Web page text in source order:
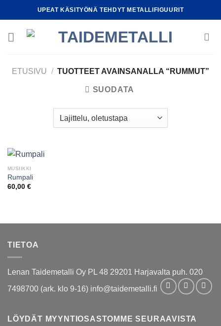
to
UPEAT KÄSITYÖNÄ TEHDYT METALLIFIGUURIT
ETUSIVU / TUOTTEET AVAINSANALLA “RUMMUT”
SUODATA
MUSIIKKI
Rumpali
60,00 €
TIETOA
Lenan Taidemetalli Oy PL 48 29201 Harjavalta puh. 020
7498700 (ark. klo 9-16) info@taidemetalli.fi
LÖYDÄT MYYNTIOSASTOMME SEURAAVISTA